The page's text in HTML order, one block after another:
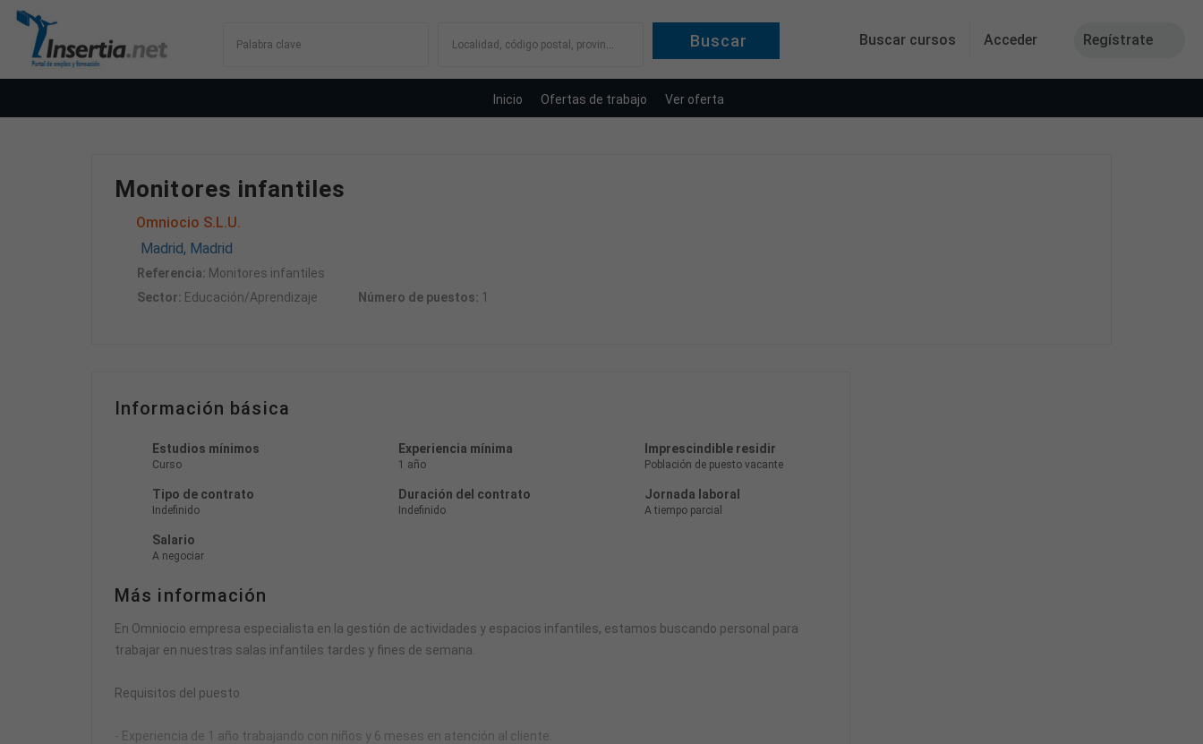
Buscar cursos Acceder Regístrate
Localidad, código postal, provincia
Inicio Ofertas de trabajo Ver oferta
Monitores infantiles
Omniocio S.L.U.
Madrid, Madrid
Referencia: Monitores infantiles
Sector: Educación/Aprendizaje Número de puestos: 1
Información básica
Estudios mínimos
Curso
Experiencia mínima
1 año
Imprescindible residir
Población de puesto vacante
Tipo de contrato
Indefinido
Duración del contrato
Indefinido
Jornada laboral
A tiempo parcial
Salario
A negociar
Más información
En Omniocio empresa especialista en la gestión de actividades y espacios infantiles, estamos buscando personal para
trabajar en nuestras salas infantiles tardes y fines de semana.
Requisitos del puesto
- Experiencia de 1 año trabajando con niños y 6 meses en atención al cliente.